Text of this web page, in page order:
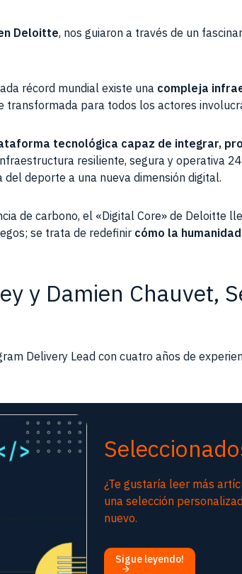
Deloitte, nos guiaron a través de un
récord mundial existe una compleja
para todos los actores
tecnológica capaz de integrar,
resiliente, segura y operativa
deporte a una nueva dimensión digital.
de carbono, el «Digital Core» de Deloitte
se trata de redefinir cómo la
y Damien Chauvet,
Delivery Lead con cuatro años de
¿Te gustaría leer más
una selección
nuevo.
Sigue leyendo!